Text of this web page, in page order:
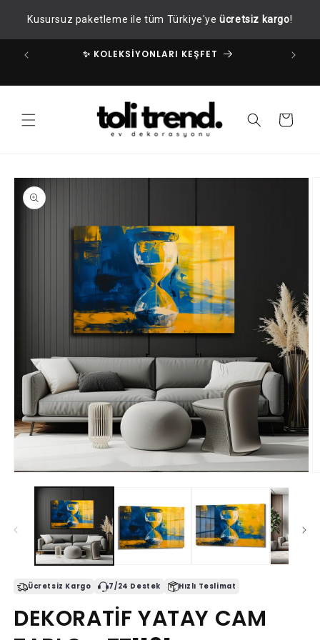
Kusursuz paketleme ile tüm Türkiye'yeücretsiz kargo!
atla
✨ KOLEKSİYONLARI KEŞFET
Sepet
Ürün
bilgisine
atla
Ücretsiz Kargo 7/24 Destek Hızlı Teslimat
DEKORATİF YATAY CAM